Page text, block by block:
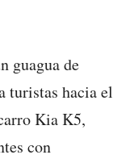
guagua de
turistas hacia el
Kia K5,
con